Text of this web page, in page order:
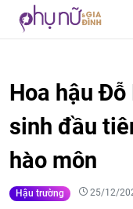
Hoa hậu
sinh đầu
hào môn
Hậu trường 25/12/